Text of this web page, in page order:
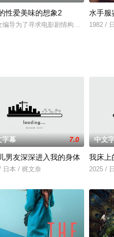
的悉心照料下，男孩快快乐乐的
by an in-game act of violence. In
性爱美味的想象2
编导为了寻求电影剧情构思,与自己好
水手服
1982 /
说服主编姚松、老乡韩战、二房东
字幕 7.0
男友深深进入我的身体
日本 / 梶文奈
中文
我床上
2025 /